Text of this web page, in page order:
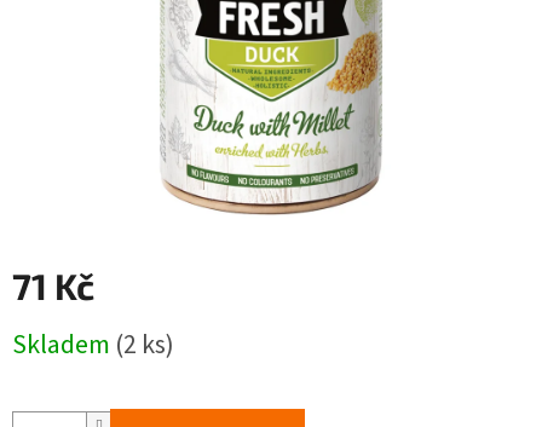
71 Kč
cena:
Skladem (2 ks)